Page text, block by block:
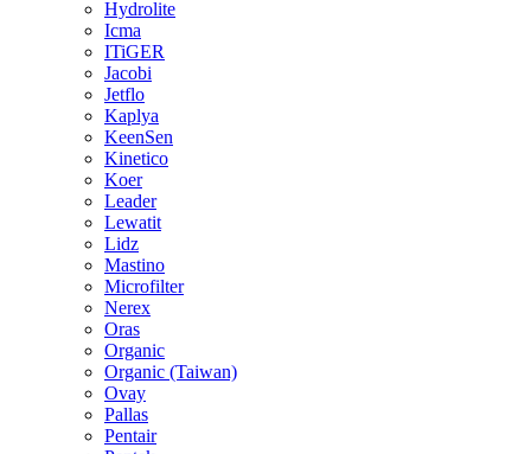
Hydrolite
Icma
ITiGER
Jacobi
Jetflo
Kaplya
KeenSen
Kinetico
Koer
Leader
Lewatit
Lidz
Mastino
Microfilter
Nerex
Oras
Organic
Organic (Taiwan)
Ovay
Pallas
Pentair